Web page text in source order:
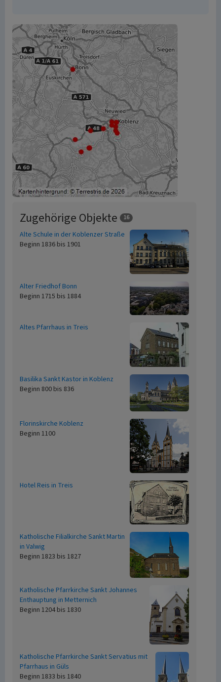
Zugehörige Objekte 16
Alte Schule in der Koblenzer Straße
Beginn 1836 bis 1901
Alter Friedhof Bonn
Beginn 1715 bis 1884
Altes Pfarrhaus in Treis
Basilika Sankt Kastor in Koblenz
Beginn 800 bis 836
Florinskirche Koblenz
Beginn 1100
Hotel Reis in Treis
Katholische Filialkirche Sankt Martin
in Valwig
Beginn 1823 bis 1827
Katholische Pfarrkirche Sankt Johannes
Enthauptung in Metternich
Beginn 1204 bis 1830
Katholische Pfarrkirche Sankt Servatius mit
Pfarrhaus in Güls
Beginn 1833 bis 1840